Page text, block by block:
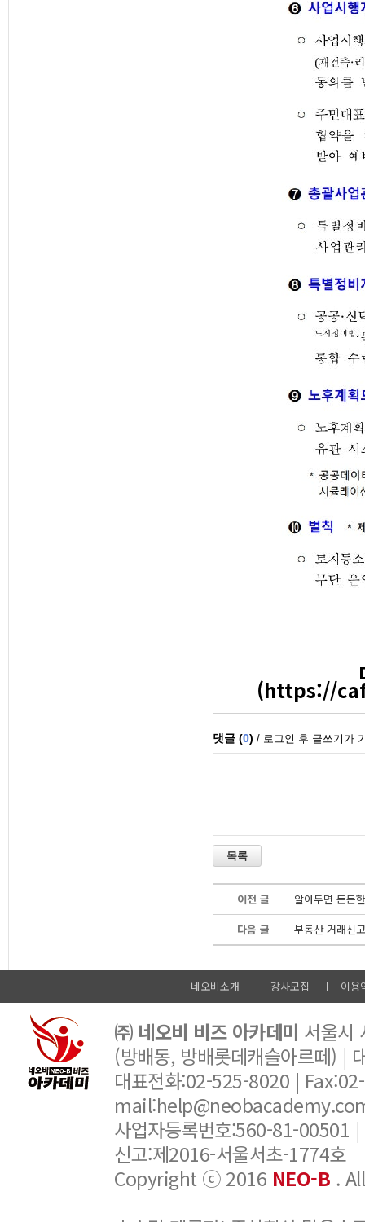
(https://
이전 글
알아두면 든든
다음 글
네오비소개 강사모집 이용
㈜ 네오비 비즈 아카데미 서울시
(방배동, 방배롯데캐슬아르떼) |
대표전화:02-525-8020 |
사업자등록번호:560-81-00501
신고:제2016-서울서초-1774호
Copyright ⓒ 2016 NEO-B .